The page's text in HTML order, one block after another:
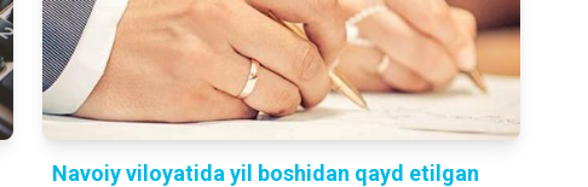
Navoiy viloyatida yil boshidan qayd etilgan